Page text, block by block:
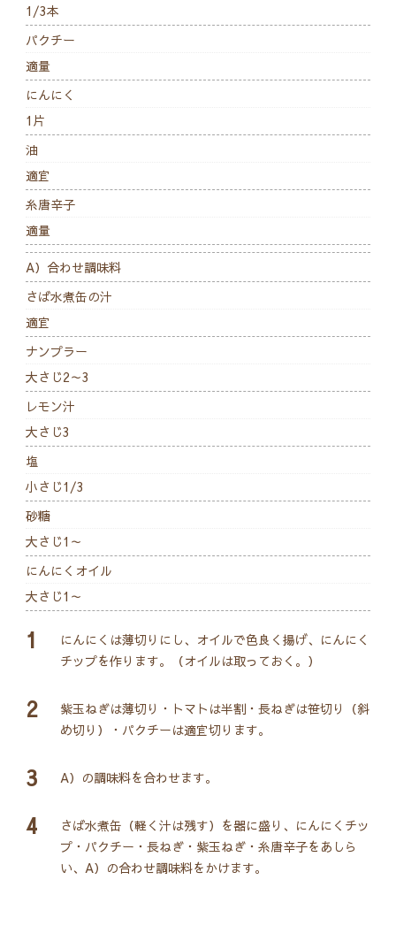
1/3本
パクチー
適量
にんにく
1片
油
適宜
糸唐辛子
適量
A）合わせ調味料
さば水煮缶の汁
適宜
ナンプラー
大さじ2～3
レモン汁
大さじ3
塩
小さじ1/3
砂糖
大さじ1～
にんにくオイル
大さじ1～
1
にんにくは薄切りにし、オイルで色良く揚げ、にんにく
チップを作ります。（オイルは取っておく。）
2
紫玉ねぎは薄切り・トマトは半割・長ねぎは笹切り（斜
め切り）・パクチーは適宜切ります。
3 A）の調味料を合わせます。
4
さば水煮缶（軽く汁は残す）を器に盛り、にんにくチッ
プ・パクチー・長ねぎ・紫玉ねぎ・糸唐辛子をあしら
い、A）の合わせ調味料をかけます。